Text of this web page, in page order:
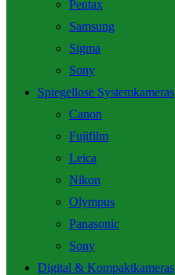
Pentax
Samsung
Sigma
Sony
Spiegellose Systemkameras
Canon
Fujifilm
Leica
Nikon
Olympus
Panasonic
Sony
Digital & Kompaktkameras